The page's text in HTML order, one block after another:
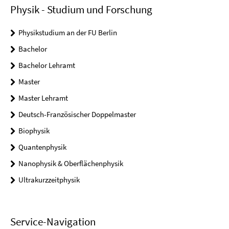
Physik - Studium und Forschung
Physikstudium an der FU Berlin
Bachelor
Bachelor Lehramt
Master
Master Lehramt
Deutsch-Französischer Doppelmaster
Biophysik
Quantenphysik
Nanophysik & Oberflächenphysik
Ultrakurzzeitphysik
Service-Navigation